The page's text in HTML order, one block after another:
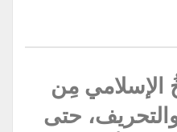
الإسلامي مِن
حتى